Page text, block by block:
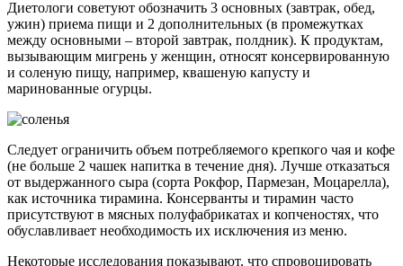
Диетологи советуют обозначить 3 основных (завтрак, обед,
ужин) приема пищи и 2 дополнительных (в промежутках
между основными – второй завтрак, полдник). К продуктам,
вызывающим мигрень у женщин, относят консервированную
и соленую пищу, например, квашеную капусту и
маринованные огурцы.
Следует ограничить объем потребляемого крепкого чая и кофе
(не больше 2 чашек напитка в течение дня). Лучше отказаться
от выдержанного сыра (сорта Рокфор, Пармезан, Моцарелла),
как источника тирамина. Консерванты и тирамин часто
присутствуют в мясных полуфабрикатах и копченостях, что
обуславливает необходимость их исключения из меню.
Некоторые исследования показывают, что спровоцировать